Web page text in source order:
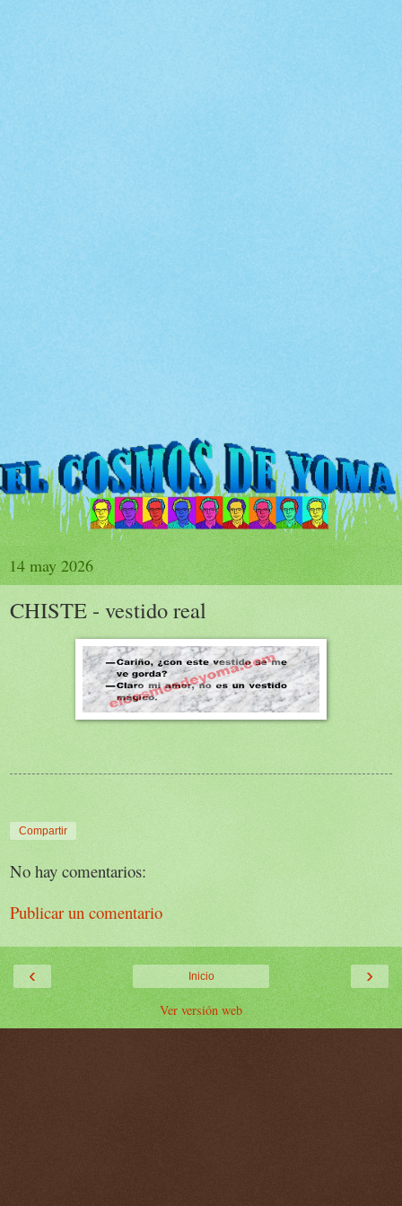
14 may 2026
CHISTE - vestido real
Compartir
No hay comentarios:
Publicar un comentario
‹ ›
Inicio
Ver versión web